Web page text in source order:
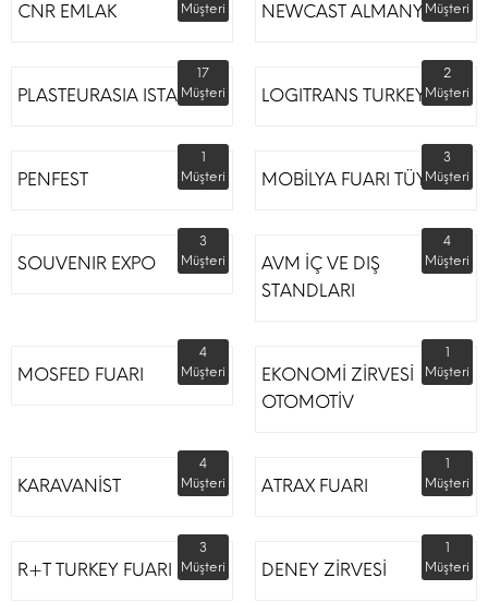
CNR EMLAK
Müşteri
NEWCAST ALMANYAMüşteri
PLASTEURASIA ISTANBUL
17
Müşteri
LOGITRANS TURKEY
2
Müşteri
PENFEST
1
Müşteri
MOBİLYA FUARI TÜYAP
3
Müşteri
SOUVENIR EXPO
3
Müşteri
AVM İÇ VE DIŞ
STANDLARI
4
Müşteri
MOSFED FUARI
4
Müşteri
EKONOMİ ZİRVESİ
OTOMOTİV
1
Müşteri
KARAVANİST
4
Müşteri
ATRAX FUARI
1
Müşteri
R+T TURKEY FUARI
3
Müşteri
DENEY ZİRVESİ
1
Müşteri